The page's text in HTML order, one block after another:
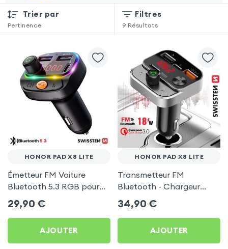
Trier par
Pertinence
Filtres
9 Résultats
HONOR PAD X8 LITE
Émetteur FM Voiture
Bluetooth 5.3 RGB pour
Honor Pad X8 Lite
29,90 €
AJOUTER
HONOR PAD X8 LITE
Transmetteur FM
Bluetooth - Chargeur
Voiture USB C + USB -
Swissten
34,90 €
AJOUTER